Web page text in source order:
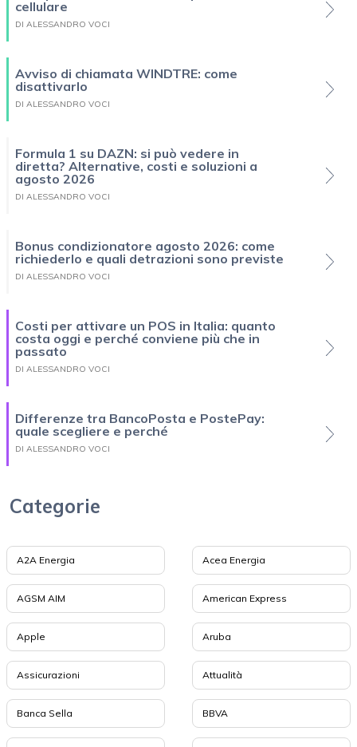
cellulare
DI ALESSANDRO VOCI
Avviso di chiamata WINDTRE: come
disattivarlo
DI ALESSANDRO VOCI
Formula 1 su DAZN: si può vedere in
diretta? Alternative, costi e soluzioni a
agosto 2026
DI ALESSANDRO VOCI
Bonus condizionatore agosto 2026: come
richiederlo e quali detrazioni sono previste
DI ALESSANDRO VOCI
Costi per attivare un POS in Italia: quanto
costa oggi e perché conviene più che in
passato
DI ALESSANDRO VOCI
Differenze tra BancoPosta e PostePay:
quale scegliere e perché
DI ALESSANDRO VOCI
Categorie
A2A Energia Acea Energia
AGSM AIM American Express
Apple Aruba
Assicurazioni Attualità
Banca Sella BBVA